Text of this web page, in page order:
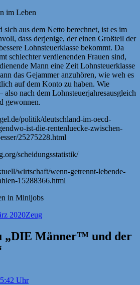
im Leben
aus dem Netto berechnet, ist es im
dass derjenige, der einen Großteil der
Lohnsteuerklasse bekommt. Da
schlechter verdienenden Frauen sind,
Mann eine Zeit Lohnsteuerklasse
das Gejammer anzuhören, wie weh es
auf dem Konto zu haben. Wie
also nach dem Lohnsteuerjahresausgleich
gewonnen.
politik/deutschland-im-oecd-
ist-die-rentenluecke-zwischen-
25275228.html
scheidungsstatistik/
wirtschaft/wenn-getrennt-lebende-
15288366.html
in Minijobs
2020Kategorien
Zeug
„DIE Männer™ und der
Uhr